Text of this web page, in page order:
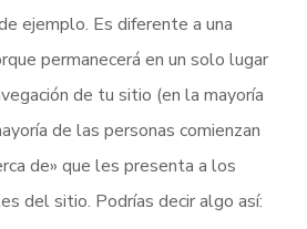
ejemplo. Es diferente a una
permanecerá en un solo lugar
de tu sitio (en la mayoría
de las personas comienzan
de» que les presenta a los
del sitio. Podrías decir algo así: